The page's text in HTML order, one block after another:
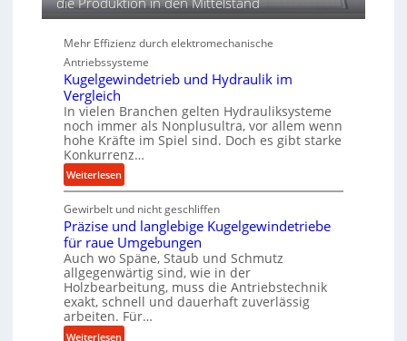
e
P
e
r
f
o
r
m
a
n
c
e
b
e
i
m
D
r
ü
c
Mehr Effizienz durch elektromechanische
Antriebssysteme
Kugelgewindetrieb und Hydraulik im
Vergleich
In vielen Branchen gelten Hydrauliksysteme
noch immer als Nonplusultra, vor allem wenn
hohe Kräfte im Spiel sind. Doch es gibt starke
Konkurrenz…
Weiterlesen:
K
u
g
e
l
g
e
w
i
Gewirbelt und nicht geschliffen
Präzise und langlebige Kugelgewindetriebe
für raue Umgebungen
Auch wo Späne, Staub und Schmutz
allgegenwärtig sind, wie in der
Holzbearbeitung, muss die Antriebstechnik
exakt, schnell und dauerhaft zuverlässig
arbeiten. Für…
Weiterlesen: